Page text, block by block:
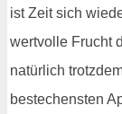
ist Zeit sich
wertvolle Frucht
natürlich
bestechensten